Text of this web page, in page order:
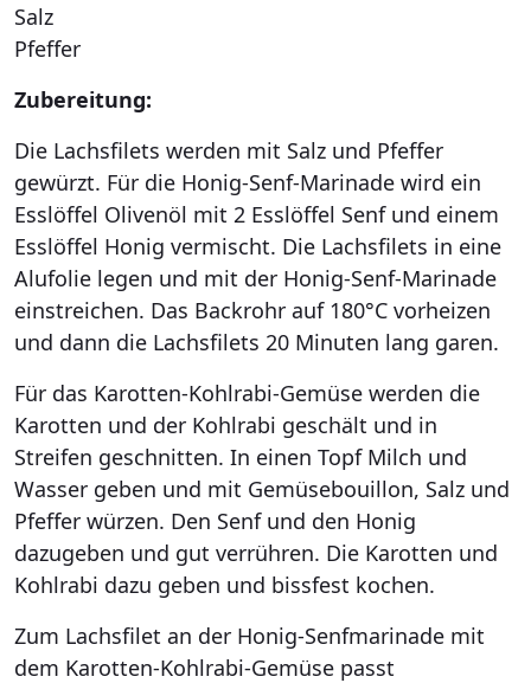
Salz
Pfeffer
Zubereitung:
Die Lachsfilets werden mit Salz und Pfeffer
gewürzt. Für die Honig-Senf-Marinade wird ein
Esslöffel Olivenöl mit 2 Esslöffel Senf und einem
Esslöffel Honig vermischt. Die Lachsfilets in eine
Alufolie legen und mit der Honig-Senf-Marinade
einstreichen. Das Backrohr auf 180°C vorheizen
und dann die Lachsfilets 20 Minuten lang garen.
Für das Karotten-Kohlrabi-Gemüse werden die
Karotten und der Kohlrabi geschält und in
Streifen geschnitten. In einen Topf Milch und
Wasser geben und mit Gemüsebouillon, Salz und
Pfeffer würzen. Den Senf und den Honig
dazugeben und gut verrühren. Die Karotten und
Kohlrabi dazu geben und bissfest kochen.
Zum Lachsfilet an der Honig-Senfmarinade mit
dem Karotten-Kohlrabi-Gemüse passt